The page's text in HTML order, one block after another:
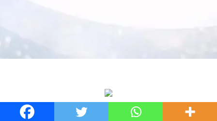
Copyright © 2026 - lenterakalimantan.net - All Right Reserved